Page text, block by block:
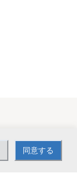
同意する